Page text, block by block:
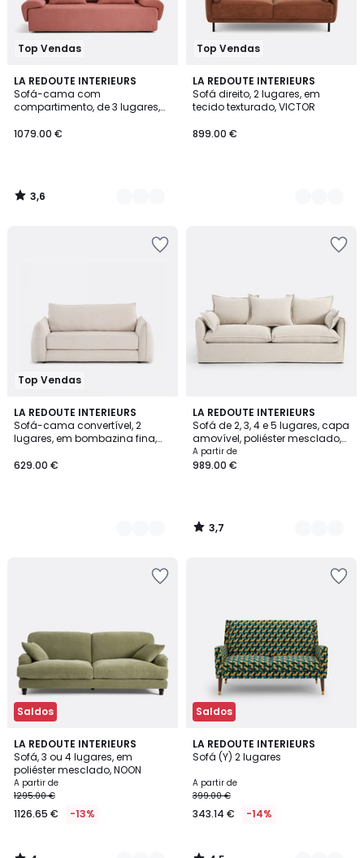
Top Vendas
LA REDOUTE INTERIEURS
Sofá-cama com
compartimento, de 3 lugares,
1079.00 €
3,6
/ 5
7
Cores
3,6
/
Top Vendas
LA REDOUTE INTERIEURS
Sofá direito, 2 lugares, em
tecido texturado, VICTOR
899.00 €
5
Cores
Top Vendas
LA REDOUTE INTERIEURS
Sofá-cama convertível, 2
lugares, em bombazina fina,
629.00 €
2
Cores
LA REDOUTE INTERIEURS
Sofá de 2, 3, 4 e 5 lugares, capa
amovível, poliéster mesclado,
ODNA
A partir de
989.00 €
3,7
/ 5
9
Cores
3,7
/
Saldos
LA REDOUTE INTERIEURS
Sofá, 3 ou 4 lugares, em
poliéster mesclado, NOON
A partir de
1295.00 €
1126.65 € -13%
4
/
5
9
Cores
Saldos
LA REDOUTE INTERIEURS
Sofá (Y) 2 lugares
A partir de
399.00 €
343.14 € -14%
4,5
/ 5
5
Cores